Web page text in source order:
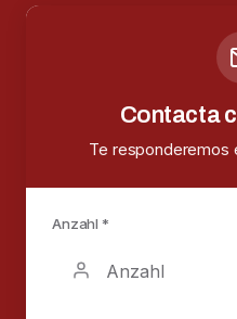
Contacta
Te responderemos
Anzahl *